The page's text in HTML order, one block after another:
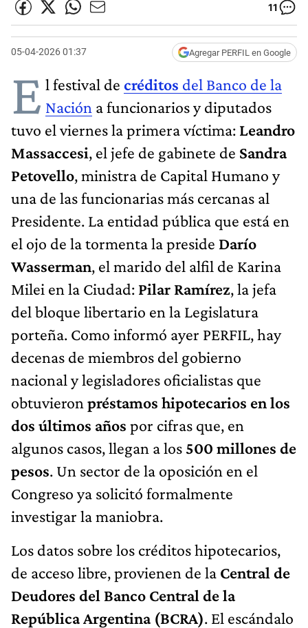
11
05-04-2026 01:37 Agregar PERFIL en Google
E l festival de créditos del Banco de la
Nación a funcionarios y diputados
tuvo el viernes la primera víctima: Leandro
Massaccesi, el jefe de gabinete de Sandra
Petovello, ministra de Capital Humano y
una de las funcionarias más cercanas al
Presidente. La entidad pública que está en
el ojo de la tormenta la preside Darío
Wasserman, el marido del alfil de Karina
Milei en la Ciudad: Pilar Ramírez, la jefa
del bloque libertario en la Legislatura
porteña. Como informó ayer PERFIL, hay
decenas de miembros del gobierno
nacional y legisladores oficialistas que
obtuvieron préstamos hipotecarios en los
dos últimos años por cifras que, en
algunos casos, llegan a los 500 millones de
pesos. Un sector de la oposición en el
Congreso ya solicitó formalmente
investigar la maniobra.
Los datos sobre los créditos hipotecarios,
de acceso libre, provienen de la Central de
Deudores del Banco Central de la
República Argentina (BCRA). El escándalo